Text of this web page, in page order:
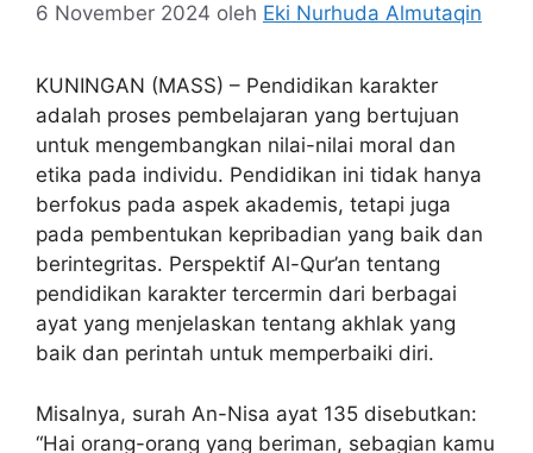
6 November 2024 oleh Eki Nurhuda Almutaqin
KUNINGAN (MASS) – Pendidikan karakter
adalah proses pembelajaran yang bertujuan
untuk mengembangkan nilai-nilai moral dan
etika pada individu. Pendidikan ini tidak hanya
berfokus pada aspek akademis, tetapi juga
pada pembentukan kepribadian yang baik dan
berintegritas. Perspektif Al-Qur’an tentang
pendidikan karakter tercermin dari berbagai
ayat yang menjelaskan tentang akhlak yang
baik dan perintah untuk memperbaiki diri.
Misalnya, surah An-Nisa ayat 135 disebutkan:
“Hai orang-orang yang beriman, sebagian kamu